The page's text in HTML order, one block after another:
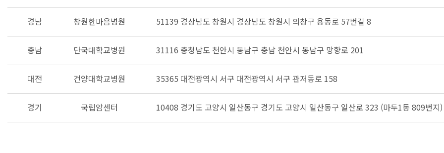
경남 창원한마음병원 51139 경상남도 창원시 경상남도 창원시 의창구 용동로 57번길 8
충남 단국대학교병원 31116 충청남도 천안시 동남구 충남 천안시 동남구 망향로 201
대전 건양대학교병원 35365 대전광역시 서구 대전광역시 서구 관저동로 158
경기 국립암센터 10408 경기도 고양시 일산동구 경기도 고양시 일산동구 일산로 323 (마두1동 809번지)